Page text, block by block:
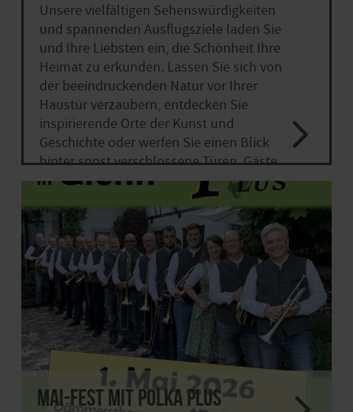
Unsere vielfältigen Sehenswürdigkeiten
und spannenden Ausflugsziele laden Sie
und Ihre Liebsten ein, die Schönheit Ihre
Heimat zu erkunden. Lassen Sie sich von
der beeindruckenden Natur vor Ihrer
Haustür verzaubern, entdecken Sie
inspirierende Orte der Kunst und
Geschichte oder werfen Sie einen Blick
hinter sonst verschlossene Türen. Gäste
aus nah und fern dürfen sich auf
Ermäßigungen oder sogar kostenfreien
Eintritt freuen.
Mai-Fest mit Polka Plus